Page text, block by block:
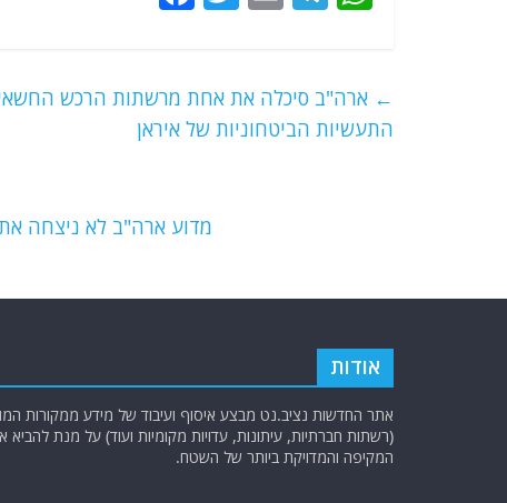
s
A
g
ra
l
er
e
b
k
← ארה"ב סיכלה את אחת מרשתות הרכש
התעשיות הביטחוניות של איראן
מדוע ארה"ב לא ניצחה את
אודות
אתר החדשות נציב.נט מבצע איסוף ועיבוד של מידע ממקורות
(רשתות חברתיות, עיתונות, עדויות מקומיות ועוד) על מנת
המקיפה והמדויקת ביותר של השטח.